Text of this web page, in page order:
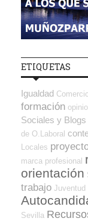
ETIQUETAS
Igualdad
formación
Sociales y
de O.Laboral
Locales
marca profesional
orientación
trabajo Juventud
Sevilla